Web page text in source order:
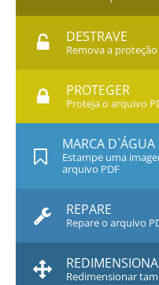
DESTRAVE
Remova a
PROTEGER
Proteja o arquivo
MARCA D`ÁGUA
Estampe uma
arquivo PDF
REPARE
Repare o arquivo
Redimensionar